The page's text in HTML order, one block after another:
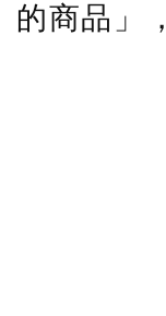
的商品」